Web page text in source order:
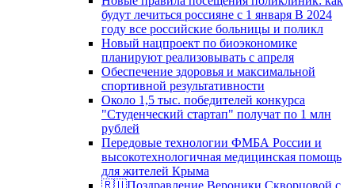
будут лечиться россияне с 1 января В 2024
году все российские больницы и поликл
Новый нацпроект по биоэкономике
планируют реализовывать с апреля
Обеспечение здоровья и максимальной
спортивной результативности
Около 1,5 тыс. победителей конкурса
"Студенческий стартап" получат по 1 млн
рублей
Передовые технологии ФМБА России и
высокотехнологичная медицинская помощь
для жителей Крыма
🇷🇺Поздравление Вероники Скворцовой с